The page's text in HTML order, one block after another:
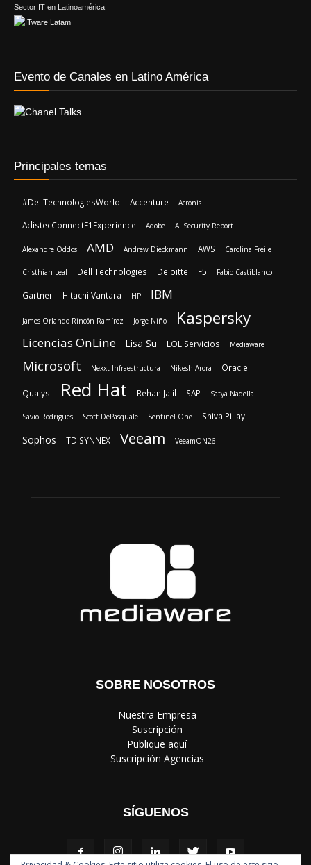
Sector IT en Latinoamérica
Evento de Canales en Latino América
Principales temas
#DellTechnologiesWorld Accenture Acronis
AdistecConnectF1Experience Adobe AI Security Report
Alexandre Oddos AMD Andrew Dieckmann AWS Carolina Freile
Cristhian Leal Dell Technologies Deloitte F5 Fabio Castiblanco
Gartner Hitachi Vantara HP IBM
James Orlando Rincón Ramírez Jorge Niño Kaspersky
Licencias OnLine Lisa Su LOL Servicios Mediaware
Microsoft Nexxt Infraestructura Nikesh Arora Oracle
Qualys Red Hat Rehan Jalil SAP Satya Nadella
Savio Rodrigues Scott DePasquale Sentinel One Shiva Pillay
Sophos TD SYNNEX Veeam VeeamON26
SOBRE NOSOTROS
‎ Nuestra Empresa
‎ Suscripción
‎ Publique aquí
‎ Suscripción Agencias
SÍGUENOS